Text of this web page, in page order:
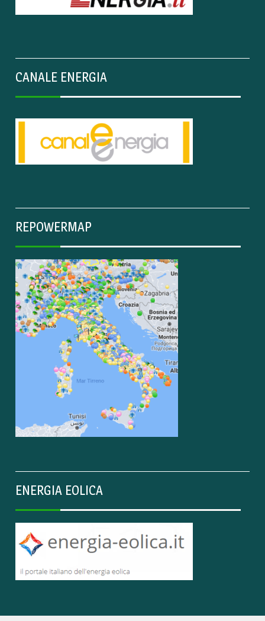
CANALE ENERGIA
REPOWERMAP
ENERGIA EOLICA